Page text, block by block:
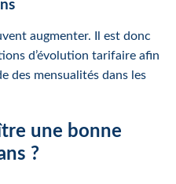
augmenter. Il est donc
d’évolution tarifaire afin
des mensualités dans les
une bonne
?